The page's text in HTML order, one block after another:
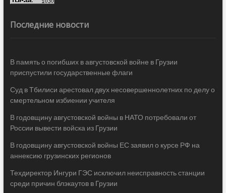
Последние новости
В память о погибших в августовской войне в Грузии
приспустили государственные флаги
Суд в Тбилиси арестовал двух несовершеннолетних по делу о
смертельном избиении учителя
В годовщину августовской войны в НАТО потребовали от
России вывести войска из Грузии
В годовщину августовской войны ЕС заявил о курсе РФ на
аннексию грузинских регионов
Техдиректор Ингури ГЭС исключил неисправность станции
среди причин блэкаутов в Грузии